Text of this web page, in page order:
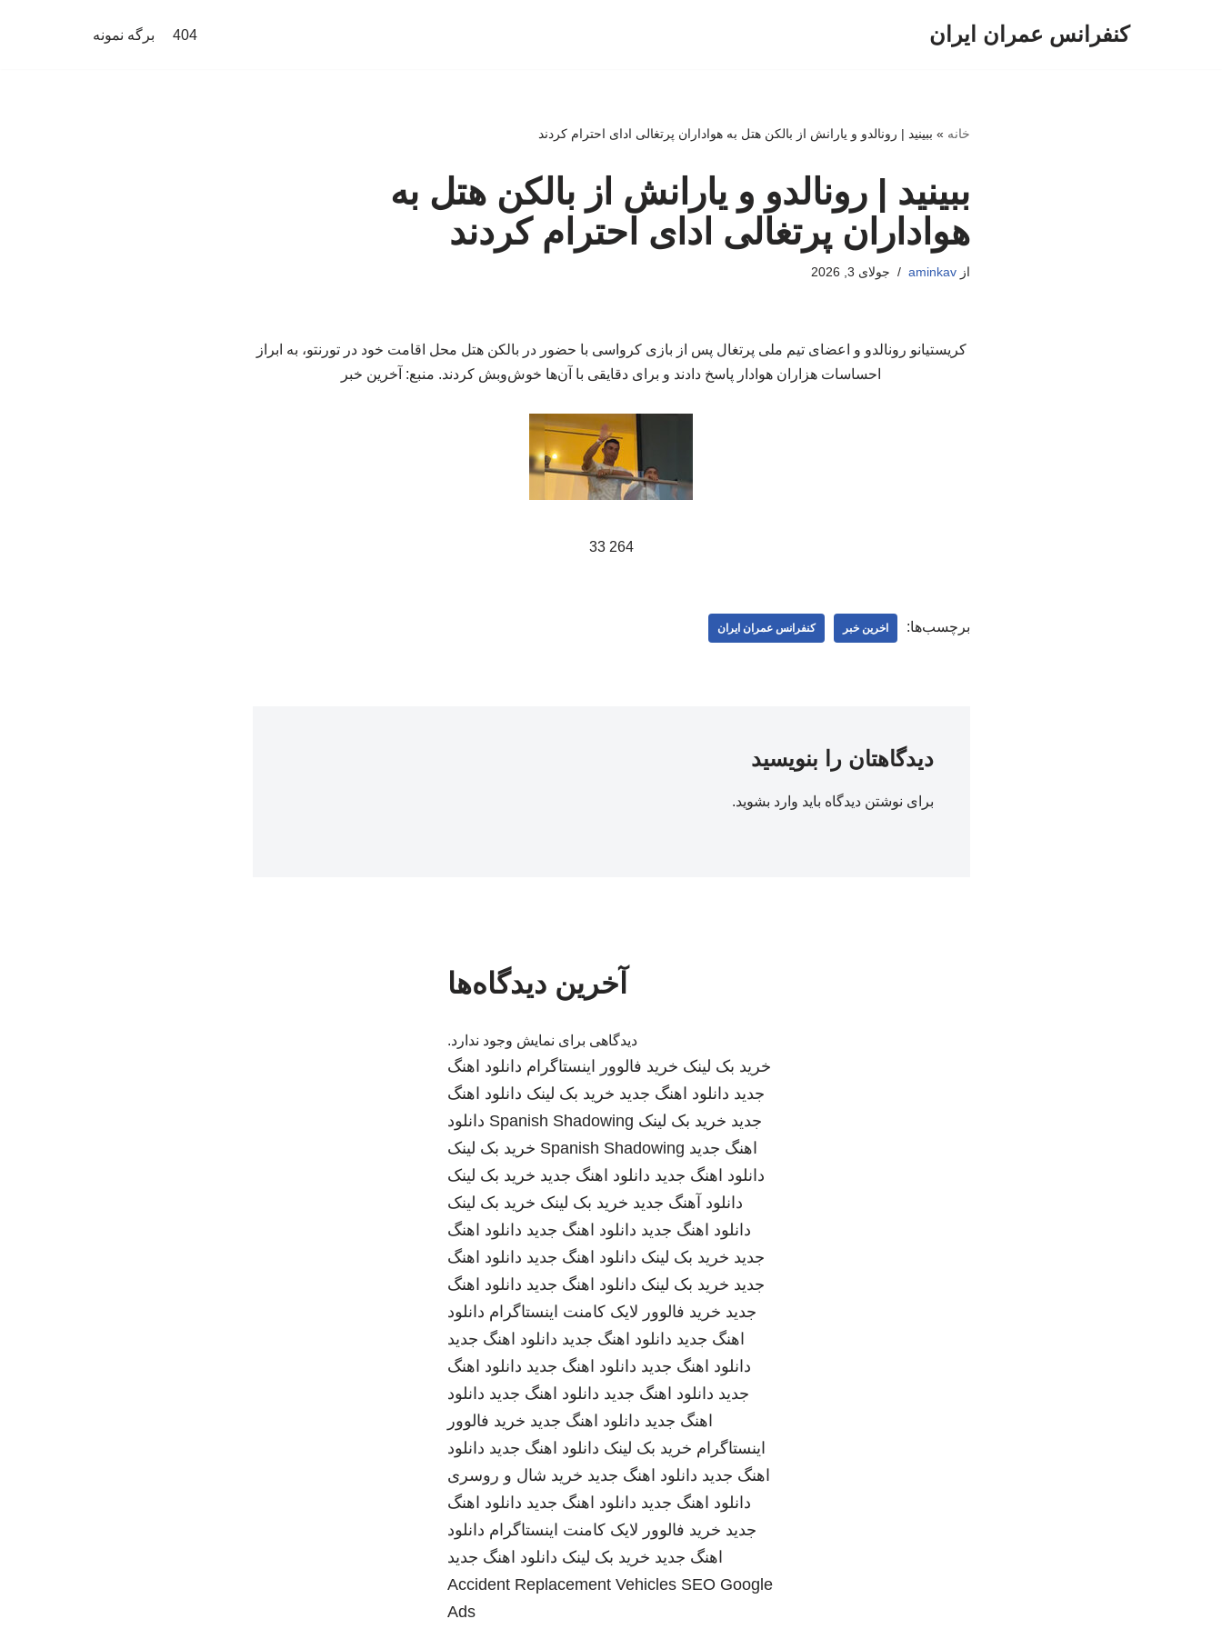
کنفرانس عمران ایران 404 برگه نمونه
خانه » ببینید | رونالدو و یارانش از بالکن هتل به هواداران پرتغالی ادای احترام کردند
ببینید | رونالدو و یارانش از بالکن هتل به
هواداران پرتغالی ادای احترام کردند
ازaminkav جولای 3, 2026
کریستیانو رونالدو و اعضای تیم ملی پرتغال پس از بازی کرواسی با حضور در بالکن هتل محل اقامت خود در تورنتو، به ابراز
احساسات هزاران هوادار پاسخ دادند و برای دقایقی با آن‌ها خوش‌وبش کردند. منبع: آخرین خبر
264 33
برچسب‌ها: اخرین خبر کنفرانس عمران ایران
دیدگاهتان را بنویسید
برای نوشتن دیدگاه باید وارد بشوید.
آخرین دیدگاه‌ها
دیدگاهی برای نمایش وجود ندارد.
خرید بک لینک خرید فالوور اینستاگرام دانلود اهنگ
جدید دانلود اهنگ جدید خرید بک لینک دانلود اهنگ
جدید خرید بک لینک Spanish Shadowing دانلود
اهنگ جدید Spanish Shadowing خرید بک لینک
دانلود اهنگ جدید دانلود اهنگ جدید خرید بک لینک
دانلود آهنگ جدید خرید بک لینک خرید بک لینک
دانلود اهنگ جدید دانلود اهنگ جدید دانلود اهنگ
جدید خرید بک لینک دانلود اهنگ جدید دانلود اهنگ
جدید خرید بک لینک دانلود اهنگ جدید دانلود اهنگ
جدید خرید فالوور لایک کامنت اینستاگرام دانلود
اهنگ جدید دانلود اهنگ جدید دانلود اهنگ جدید
دانلود اهنگ جدید دانلود اهنگ جدید دانلود اهنگ
جدید دانلود اهنگ جدید دانلود اهنگ جدید دانلود
اهنگ جدید دانلود اهنگ جدید خرید فالوور
اینستاگرام خرید بک لینک دانلود اهنگ جدید دانلود
اهنگ جدید دانلود اهنگ جدید خرید شال و روسری
دانلود اهنگ جدید دانلود اهنگ جدید دانلود اهنگ
جدید خرید فالوور لایک کامنت اینستاگرام دانلود
اهنگ جدید خرید بک لینک دانلود اهنگ جدید
Accident Replacement Vehicles SEO Google
Ads